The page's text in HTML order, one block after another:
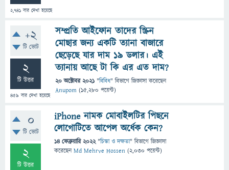
2,741 বার দেখা হয়েছে
+2
টি ভোট
2
টি উত্তর
459 বার দেখা হয়েছে
সম্প্রতি আইফোন তাদের স্ক্রিন
মোছার জন্য একটি ত্যানা বাজারে
ছেড়েছে যার দাম ১৯ ডলার। এই
ত্যানায় আছে টা কি এর এত দাম?
20 অক্টোবর 2021 "বিবিধ" বিভাগে জিজ্ঞাসাকরেছেন
Anupom (15,280 পয়েন্ট)
0
টি ভোট
2
টি উত্তর
iPhone নামক মোবাইলটির পিছনে
লোগোটিতে আপেল অর্ধেক কেন?
14 ফেব্রুয়ারি 2022 "চিন্তা ও দক্ষতা" বিভাগে জিজ্ঞাসা
করেছেনMd Mehrve Hossen (2,030 পয়েন্ট)